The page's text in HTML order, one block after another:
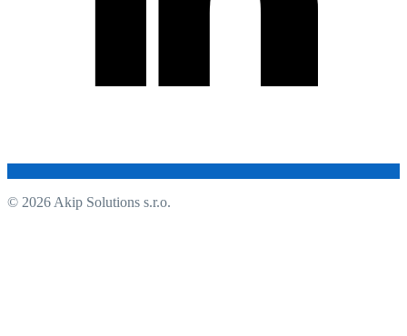
© 2026 Akip Solutions s.r.o.